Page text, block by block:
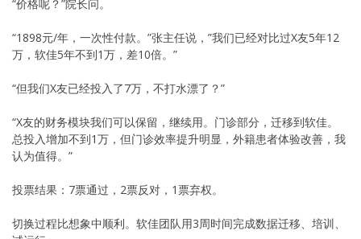
“价格呢？”院长问。
“1898元/年，一次性付款。”张主任说，”我们已经对比过X友5年12
万，软佳5年不到1万，差10倍。”
“但我们X友已经投入了7万，不打水漂了？”
“X友的财务模块我们可以保留，继续用。门诊部分，迁移到软佳。
总投入增加不到1万，但门诊效率提升明显，外籍患者体验改善，我
认为值得。”
投票结果：7票通过，2票反对，1票弃权。
切换过程比想象中顺利。软佳团队用3周时间完成数据迁移、培训、